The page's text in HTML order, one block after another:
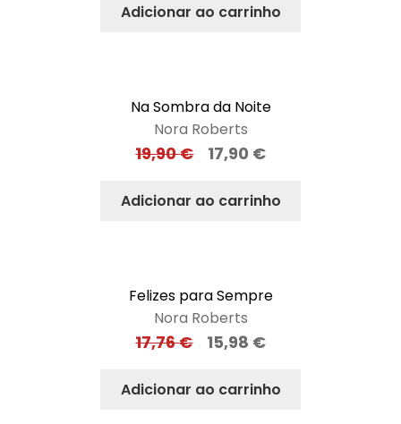
Adicionar ao carrinho
Na Sombra da Noite
Nora Roberts
19,90€ 17,90 €
Adicionar ao carrinho
Felizes para Sempre
Nora Roberts
17,76€ 15,98 €
Adicionar ao carrinho